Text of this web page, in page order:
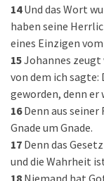
14 Und das Wort
haben seine
eines Einzigen
15Johannes zeugt
von dem ich
geworden, denn er
16 Denn aus
Gnade um Gnade.
17 Denn das
und die Wahrheit
18 Niemand hat